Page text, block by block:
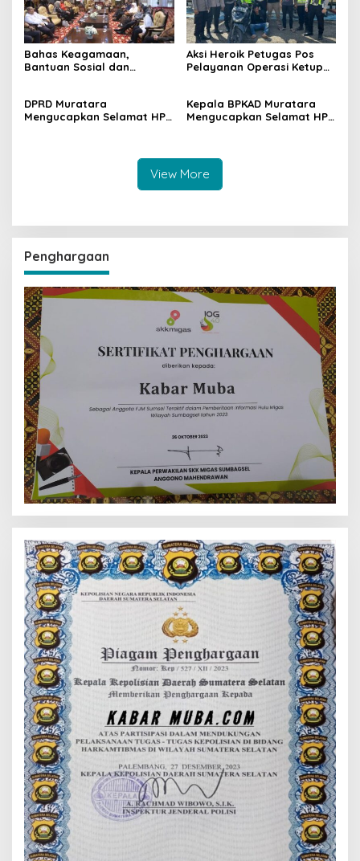
Bahas Keagamaan,
Bantuan Sosial dan
Aksi Heroik Petugas Pos
Pelayanan Operasi Ketupat
Curat
DPRD Muratara
Mengucapkan Selamat HPN
Kepala BPKAD Muratara
Mengucapkan Selamat HPN
View More
Penghargaan